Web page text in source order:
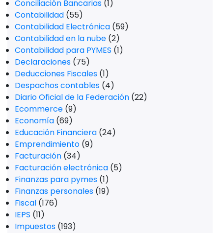
Conciliación Bancarias (1)
Contabilidad (55)
Contabilidad Electrónica (59)
Contabilidad en la nube (2)
Contabilidad para PYMES (1)
Declaraciones (75)
Deducciones Fiscales (1)
Despachos contables (4)
Diario Oficial de la Federación (22)
Ecommerce (9)
Economía (69)
Educación Financiera (24)
Emprendimiento (9)
Facturación (34)
Facturación electrónica (5)
Finanzas para pymes (1)
Finanzas personales (19)
Fiscal (176)
IEPS (11)
Impuestos (193)